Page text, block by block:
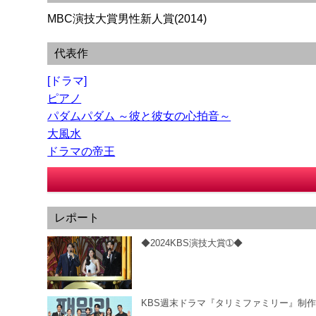
MBC演技大賞男性新人賞(2014)
代表作
[ドラマ]
ピアノ
パダムパダム ～彼と彼女の心拍音～
大風水
ドラマの帝王
レポート
◆2024KBS演技大賞➀◆
KBS週末ドラマ『タリミファミリー』制